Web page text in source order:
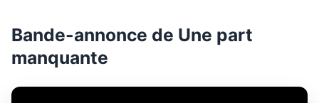
Bande-annonce de Une part
manquante